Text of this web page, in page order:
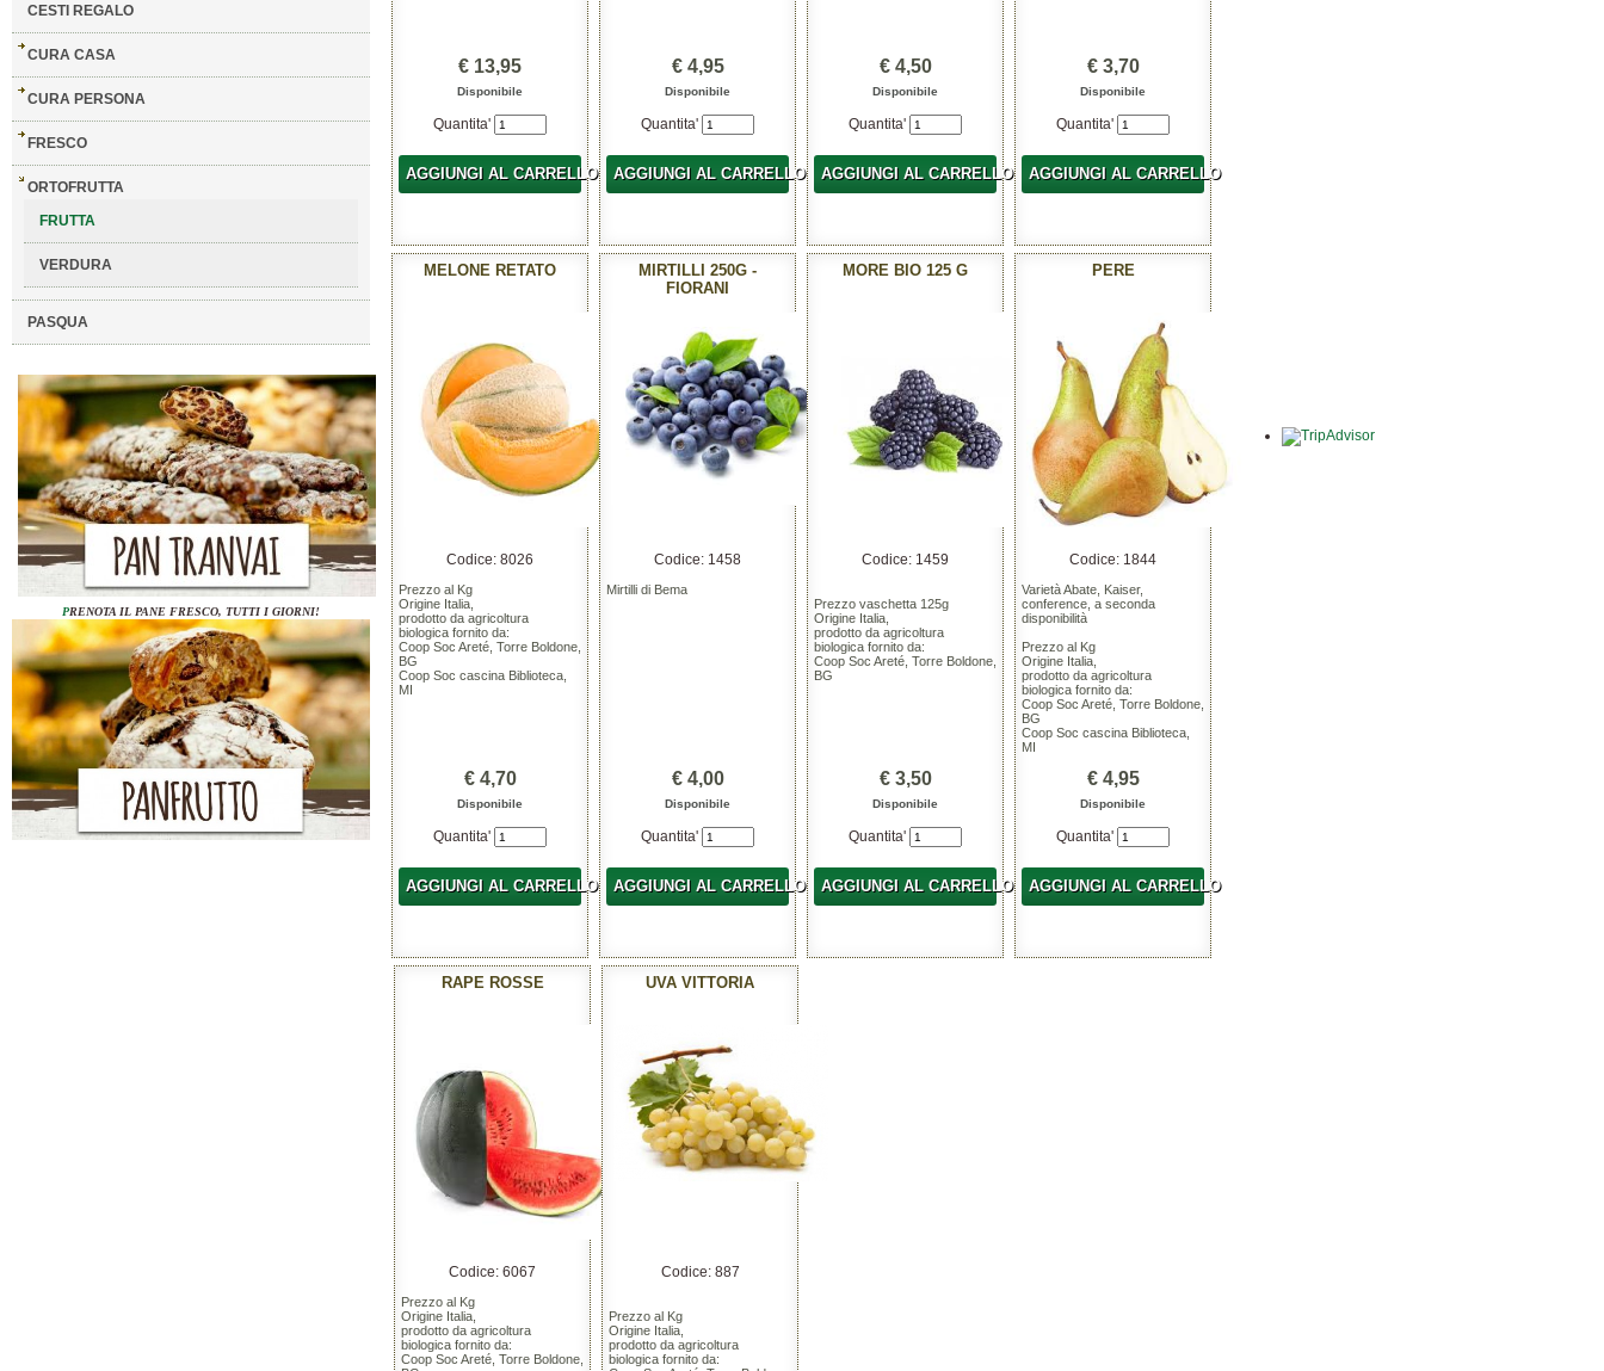
CESTI REGALO
CURA CASA
CURA PERSONA
FRESCO
ORTOFRUTTA
FRUTTA
VERDURA
PASQUA
PRENOTA IL PANE FRESCO, TUTTI I GIORNI!
€ 13,95
Disponibile
Quantita'
AGGIUNGI AL CARRELLO
€ 4,95
Disponibile
Quantita'
AGGIUNGI AL CARRELLO
€ 4,50
Disponibile
Quantita'
AGGIUNGI AL CARRELLO
€ 3,70
Disponibile
Quantita'
AGGIUNGI AL CARRELLO
MELONE RETATO
Codice: 8026
Prezzo al Kg
Origine Italia,
prodotto da agricoltura
biologica fornito da:
Coop Soc Areté, Torre Boldone,
BG
Coop Soc cascina Biblioteca,
MI
€ 4,70
Disponibile
Quantita'
AGGIUNGI AL CARRELLO
MIRTILLI 250G -
FIORANI
Codice: 1458
Mirtilli di Bema
€ 4,00
Disponibile
Quantita'
AGGIUNGI AL CARRELLO
MORE BIO 125 G
Codice: 1459
Prezzo vaschetta 125g
Origine Italia,
prodotto da agricoltura
biologica fornito da:
Coop Soc Areté, Torre Boldone,
BG
€ 3,50
Disponibile
Quantita'
AGGIUNGI AL CARRELLO
PERE
Codice: 1844
Varietà Abate, Kaiser,
conference, a seconda
disponibilità
Prezzo al Kg
Origine Italia,
prodotto da agricoltura
biologica fornito da:
Coop Soc Areté, Torre Boldone,
BG
Coop Soc cascina Biblioteca,
MI
€ 4,95
Disponibile
Quantita'
AGGIUNGI AL CARRELLO
RAPE ROSSE
Codice: 6067
Prezzo al Kg
Origine Italia,
prodotto da agricoltura
biologica fornito da:
Coop Soc Areté, Torre Boldone,
UVA VITTORIA
Codice: 887
Prezzo al Kg
Origine Italia,
prodotto da agricoltura
biologica fornito da: